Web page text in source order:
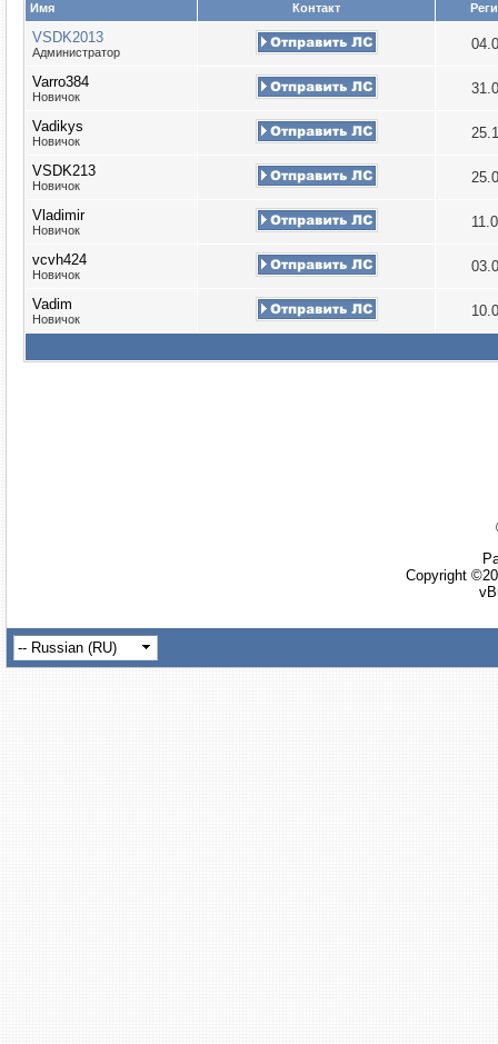
Имя Контакт
VSDK2013
Администратор
Varro384
Новичок
Vadikys
Новичок
VSDK213
Новичок
Vladimir
Новичок
vcvh424
Новичок
Vadim
Новичок
Copyright